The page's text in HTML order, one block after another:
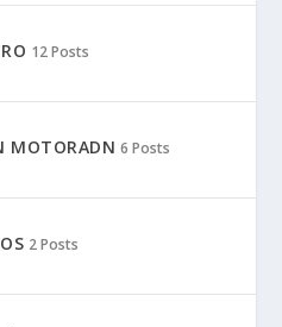
12 Posts
MOTORADN 6 Posts
2 Posts